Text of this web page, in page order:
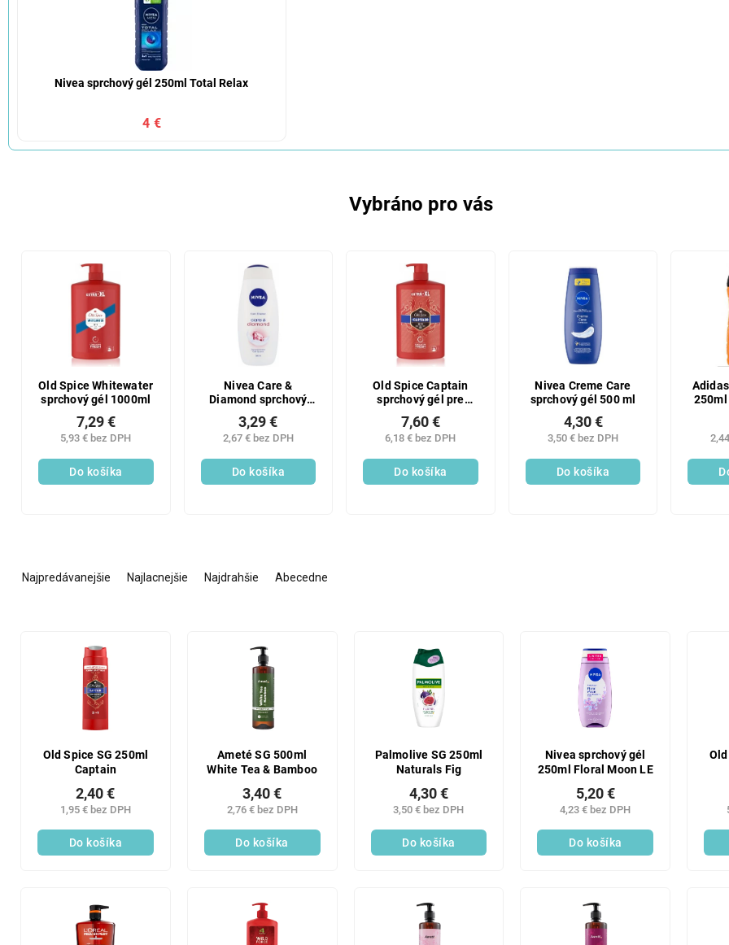
Nivea sprchový gél 250ml Total Relax
4 €
Vybráno pro vás
Old Spice Whitewater
sprchový gél 1000ml
5,93 € bez DPH
7,29 €
Do košíka
Nivea Care &
Diamond sprchový
gél 500 ml
2,67 € bez DPH
3,29 €
Do košíka
Old Spice Captain
sprchový gél pre
mužov 1000 ml
6,18 € bez DPH
7,60 €
Do košíka
Nivea Creme Care
sprchový gél 500 ml
3,50 € bez DPH
4,30 €
Do košíka
250ml
Najpredávanejšie Najlacnejšie Najdrahšie Abecedne
Old Spice SG 250ml
Captain
1,95 € bez DPH
2,40 €
Do košíka
Ameté SG 500ml
White Tea & Bamboo
2,76 € bez DPH
3,40 €
Do košíka
Palmolive SG 250ml
Naturals Fig
3,50 € bez DPH
4,30 €
Do košíka
Nivea sprchový gél
250ml Floral Moon LE
4,23 € bez DPH
5,20 €
Do košíka